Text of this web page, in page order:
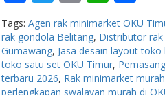
Tags: Agen rak minimarket OKU
rak gondola Belitang, Distributor
Gumawang, Jasa desain layout
toko satu set OKU Timur,
terbaru 2026, Rak minimarket
perlengkapan swalayan murah di